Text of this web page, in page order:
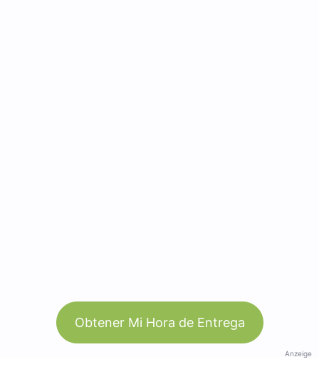
Obtener Mi Hora de Entrega
Anzeige